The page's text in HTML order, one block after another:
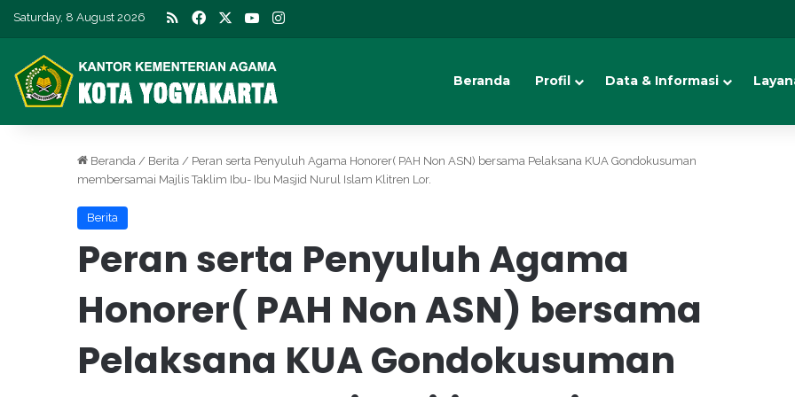
Saturday, 8 August 2026 RSS Facebook YouTube
Beranda Profil Data & Informasi
Beranda / Berita / Peran serta Penyuluh Agama Honorer( PAH Non ASN) bersama Pelaksana KUA Gondokusuman
membersamai Majlis Taklim Ibu- Ibu Masjid Nurul Islam Klitren Lor.
Berita
Peran serta Penyuluh Agama
Honorer( PAH Non ASN) bersama
Pelaksana KUA Gondokusuman